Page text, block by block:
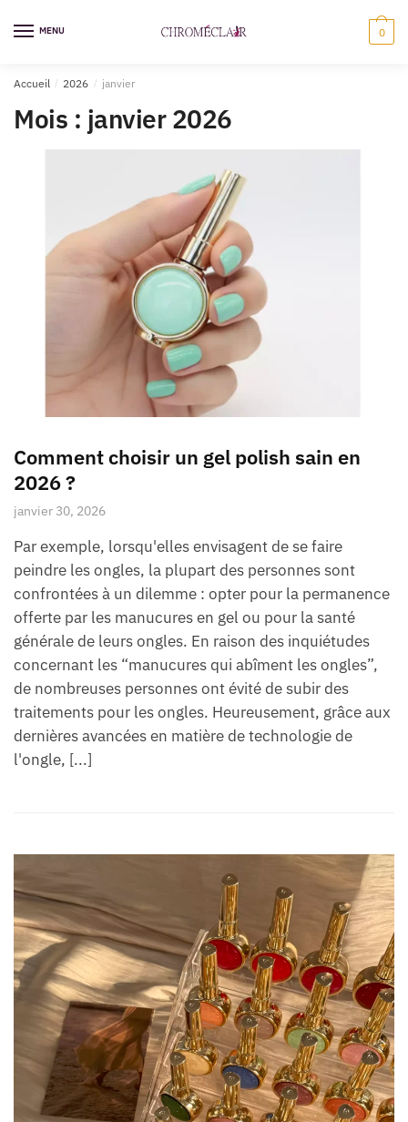
navigation
MENU 0
Accueil / 2026 / janvier
Mois : janvier 2026
Comment choisir un gel polish sain en
2026 ?
janvier 30, 2026
Par exemple, lorsqu'elles envisagent de se faire
peindre les ongles, la plupart des personnes sont
confrontées à un dilemme : opter pour la permanence
offerte par les manucures en gel ou pour la santé
générale de leurs ongles. En raison des inquiétudes
concernant les “manucures qui abîment les ongles”,
de nombreuses personnes ont évité de subir des
traitements pour les ongles. Heureusement, grâce aux
dernières avancées en matière de technologie de
l'ongle, [...]